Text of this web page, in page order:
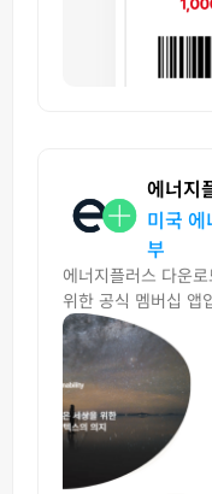
에너지
미국 에
부
에너지플러스 다운
위한 공식 멤버십 앱